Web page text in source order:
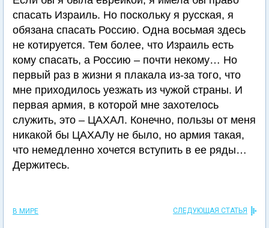
спасать Израиль. Но поскольку я русская, я
обязана спасать Россию. Одна восьмая здесь
не котируется. Тем более, что Израиль есть
кому спасать, а Россию – почти некому… Но
первый раз в жизни я плакала из-за того, что
мне приходилось уезжать из чужой страны. И
первая армия, в которой мне захотелось
служить, это – ЦАХАЛ. Конечно, пользы от меня
никакой бы ЦАХАЛу не было, но армия такая,
что немедленно хочется вступить в ее ряды…
Держитесь.
В МИРЕ СЛЕДУЮЩАЯ СТАТЬЯ